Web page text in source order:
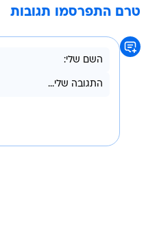
טרם התפרסמו תגובות